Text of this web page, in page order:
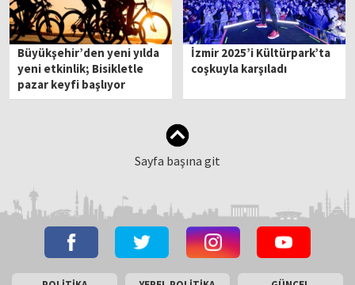
Büyükşehir’den yeni yılda
yeni etkinlik; Bisikletle
pazar keyfi başlıyor
İzmir 2025’i Kültürpark’ta
coşkuyla karşıladı
Sayfa başına git